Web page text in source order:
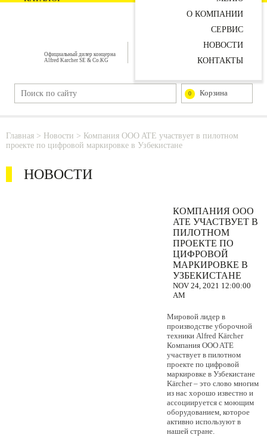
Официальный дилер концерна
Alfred Karcher SE & Co.KG
О КОМПАНИИ
СЕРВИС
НОВОСТИ
КОНТАКТЫ
0 Корзина
Главная > Новости > Компания OOO ATE участвует в пилотном
проекте по цифровой маркировке в Узбекистане
НОВОСТИ
КОМПАНИЯ OOO
ATE УЧАСТВУЕТ В
ПИЛОТНОМ
ПРОЕКТЕ ПО
ЦИФРОВОЙ
МАРКИРОВКЕ В
УЗБЕКИСТАНЕ
NOV 24, 2021 12:00:00
AM
Мировой лидер в
производстве уборочной
техники Alfred Kӓrcher
Компания OOO ATE
участвует в пилотном
проекте по цифровой
маркировке в Узбекистане
Kӓrcher – это слово многим
из нас хорошо известно и
ассоциируется с моющим
оборудованием, которое
активно используют в
нашей стране.